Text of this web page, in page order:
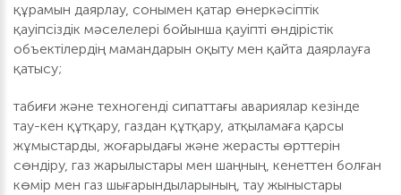
құрамын даярлау, сонымен қатар өнеркәсіптік
қауіпсіздік мәселелері бойынша қауіпті өндірістік
объектілердің мамандарын оқыту мен қайта даярлауға
қатысу;
табиғи және техногенді сипаттағы авариялар кезінде
тау-кен құтқару, газдан құтқару, атқыламаға қарсы
жұмыстарды, жоғарыдағы және жерасты өрттерін
сөндіру, газ жарылыстары мен шаңның, кенеттен болған
көмір мен газ шығарындыларының, тау жыныстары